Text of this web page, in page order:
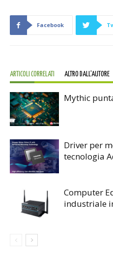
Facebook
ARTICOLI CORRELATI ALTRO DALL'AUTORE
Mythic
Driver per
tecnologia
Computer
industriale